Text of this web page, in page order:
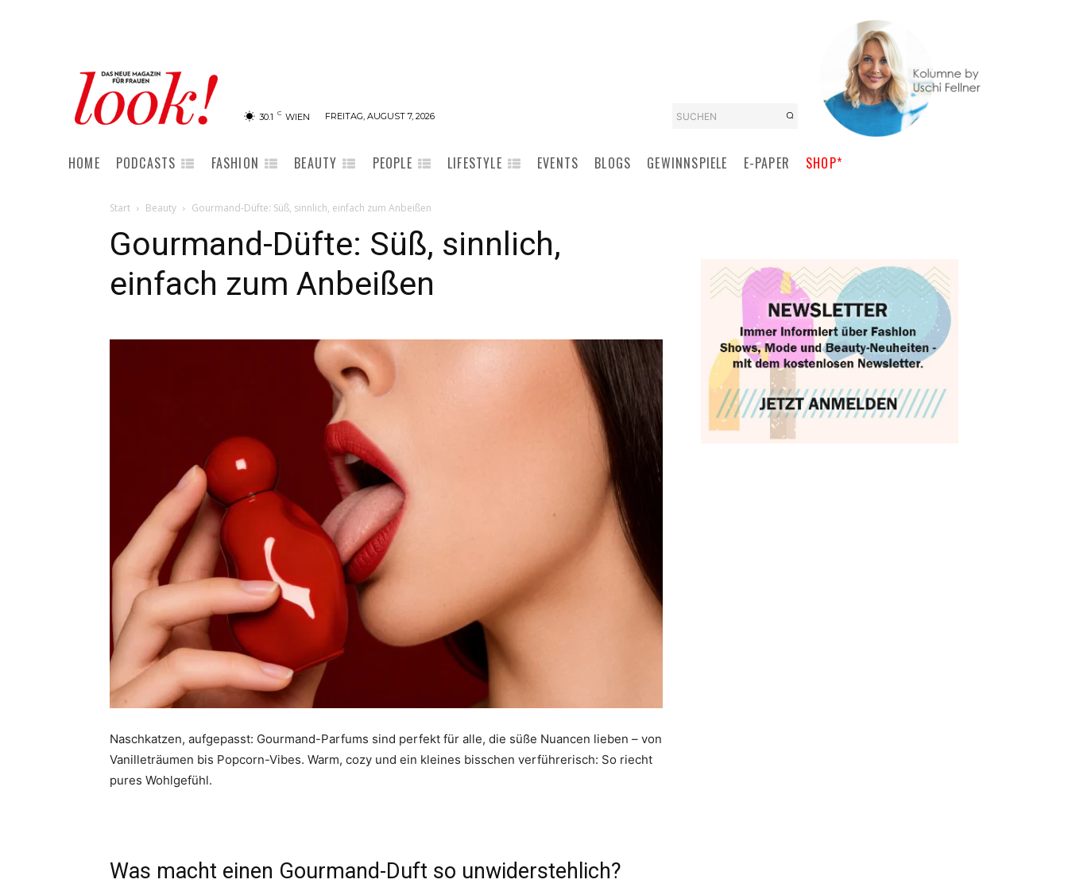
30.1 C WIEN FREITAG, AUGUST 7, 2026 SUCHEN
HOME PODCASTS FASHION BEAUTY PEOPLE LIFESTYLE EVENTS BLOGS GEWINNSPIELE E-PAPER SHOP*
Start Beauty Gourmand-Düfte: Süß, sinnlich, einfach zum Anbeißen
Gourmand-Düfte: Süß, sinnlich,
einfach zum Anbeißen
Naschkatzen, aufgepasst: Gourmand-Parfums sind perfekt für alle, die süße Nuancen lieben – von
Vanilleträumen bis Popcorn-Vibes. Warm, cozy und ein kleines bisschen verführerisch: So riecht
pures Wohlgefühl.
Was macht einen Gourmand-Duft so unwiderstehlich?